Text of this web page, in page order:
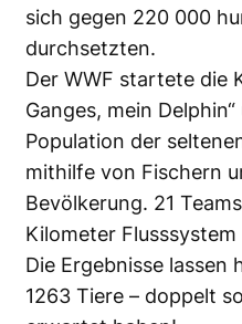
sich gegen 220 000
durchsetzten.
Der WWF startete die
Ganges, mein
Population der
mithilfe von Fischern
Bevölkerung. 21
Kilometer
Die Ergebnisse
1263 Tiere – doppelt